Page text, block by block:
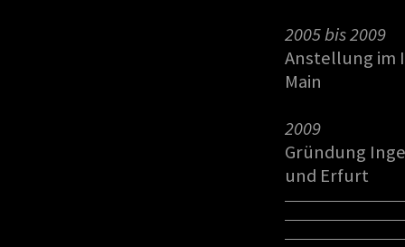
2005 bis 2009
Anstellung im
Main
2009
Gründung
und